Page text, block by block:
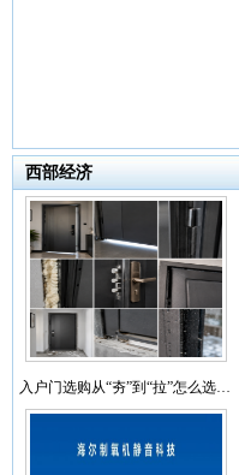
西部经济
入户门选购从“夯”到“拉”怎么选…